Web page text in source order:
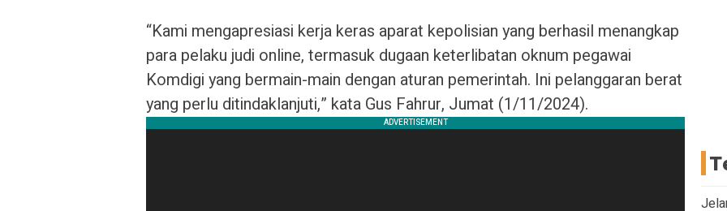
“Kami mengapresiasi kerja keras aparat kepolisian yang berhasil menangkap
para pelaku judi online, termasuk dugaan keterlibatan oknum pegawai
Komdigi yang bermain-main dengan aturan pemerintah. Ini pelanggaran berat
yang perlu ditindaklanjuti,” kata Gus Fahrur, Jumat (1/11/2024).